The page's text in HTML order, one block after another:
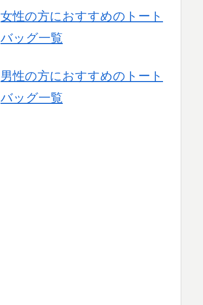
女性の方におすすめのトート
バッグ一覧
男性の方におすすめのトート
バッグ一覧